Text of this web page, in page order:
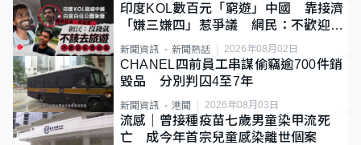
印度KOL數百元「窮遊」中國 靠接濟
「嫌三嫌四」惹爭議 網民：不歡迎劣
質旅客
新聞資訊 新聞熱話 2026年08月02日
CHANEL四前員工串謀偷竊逾700件銷
毀品 分別判囚4至7年
新聞資訊 港聞 2026年08月03日
流感｜曾接種疫苗七歲男童染甲流死
亡 成今年首宗兒童感染離世個案